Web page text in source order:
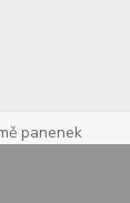
panenek